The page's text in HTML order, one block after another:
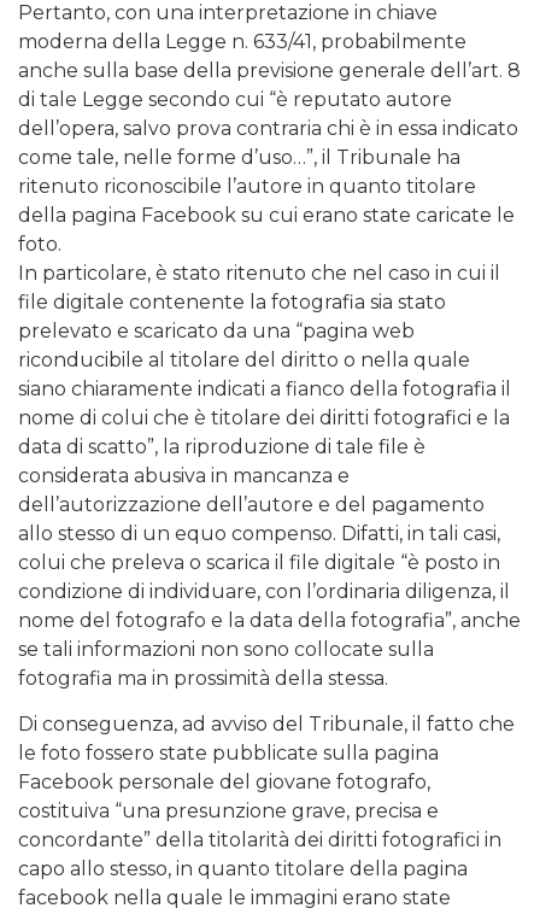
Pertanto, con una interpretazione in chiave
moderna della Legge n. 633/41, probabilmente
anche sulla base della previsione generale dell’art. 8
di tale Legge secondo cui “è reputato autore
dell’opera, salvo prova contraria chi è in essa indicato
come tale, nelle forme d’uso…”, il Tribunale ha
ritenuto riconoscibile l’autore in quanto titolare
della pagina Facebook su cui erano state caricate le
foto.
In particolare, è stato ritenuto che nel caso in cui il
file digitale contenente la fotografia sia stato
prelevato e scaricato da una “pagina web
riconducibile al titolare del diritto o nella quale
siano chiaramente indicati a fianco della fotografia il
nome di colui che è titolare dei diritti fotografici e la
data di scatto”, la riproduzione di tale file è
considerata abusiva in mancanza e
dell’autorizzazione dell’autore e del pagamento
allo stesso di un equo compenso. Difatti, in tali casi,
colui che preleva o scarica il file digitale “è posto in
condizione di individuare, con l’ordinaria diligenza, il
nome del fotografo e la data della fotografia”, anche
se tali informazioni non sono collocate sulla
fotografia ma in prossimità della stessa.
Di conseguenza, ad avviso del Tribunale, il fatto che
le foto fossero state pubblicate sulla pagina
Facebook personale del giovane fotografo,
costituiva “una presunzione grave, precisa e
concordante” della titolarità dei diritti fotografici in
capo allo stesso, in quanto titolare della pagina
facebook nella quale le immagini erano state